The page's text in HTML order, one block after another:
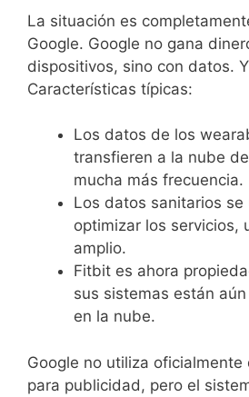
La situación es
Google. Google no gana
dispositivos, sino con datos.
Características típicas:
Los datos de los
transfieren a la nube
mucha más frecuencia.
Los datos sanitarios se
optimizar los servicios,
amplio.
Fitbit es ahora
sus sistemas están
en la nube.
Google no utiliza
para publicidad, pero el